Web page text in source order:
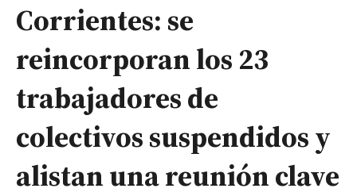
Corrientes: se
reincorporan los 23
trabajadores de
colectivos suspendidos y
alistan una reunión clave